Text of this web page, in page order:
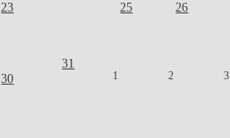
23
25
26
30
31
1 2 3